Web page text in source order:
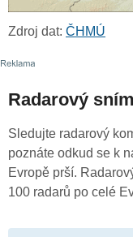
Zdroj dat: ČHMÚ
Radarový
Sledujte radarový
poznáte odkud se k
Evropě prší.
100 radarů po celé